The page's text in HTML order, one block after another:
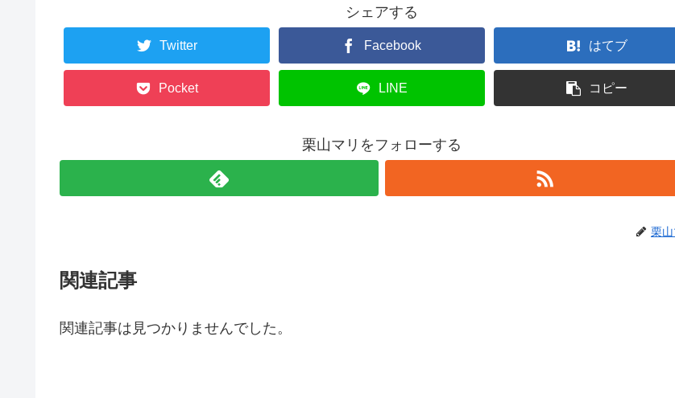
シェアする
Twitter Facebook はてブ
Pocket LINE コピー
栗山マリをフォローする
栗山
関連記事
関連記事は見つかりませんでした。